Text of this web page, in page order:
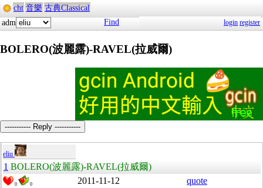
cht 音樂 古典Classical
adm
Find login register
BOLERO(波麗露)-RAVEL(拉威爾)
----------- Reply -----------
eliu
1 BOLERO(波麗露)-RAVEL(拉威爾)
0 0 2011-11-12 quote